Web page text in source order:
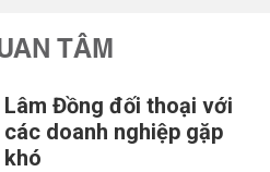
TÂM
Lâm Đồng đối thoại với
các doanh nghiệp gặp
khó